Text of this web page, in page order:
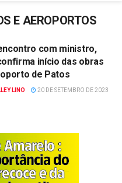
E AEROPORTOS
com ministro,
início das obras
de Patos
LINO 20 DE SETEMBRO DE 2023